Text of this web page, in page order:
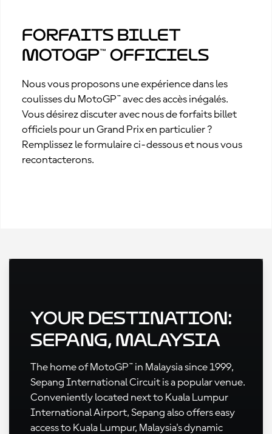
Forfaits billet
MotoGP™ officiels
Nous vous proposons une expérience dans les
coulisses du MotoGP™ avec des accès inégalés.
Vous désirez discuter avec nous de forfaits billet
officiels pour un Grand Prix en particulier ?
Remplissez le formulaire ci-dessous et nous vous
recontacterons.
Your Destination:
Sepang, Malaysia
The home of MotoGP™ in Malaysia since 1999,
Sepang International Circuit is a popular venue.
Conveniently located next to Kuala Lumpur
International Airport, Sepang also offers easy
access to Kuala Lumpur, Malaysia's dynamic